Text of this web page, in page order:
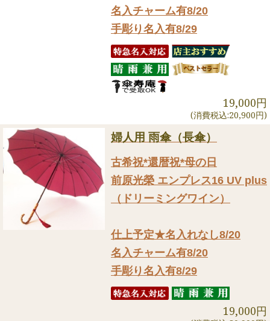
名入チャーム有8/20
手彫り名入有8/29
19,000円
(消費税込:20,900円)
婦人用 雨傘（長傘）
古希祝*還暦祝*母の日
前原光榮 エンプレス16 UV plus
（ドリーミングワイン）
仕上予定★名入れなし8/20
名入チャーム有8/20
手彫り名入有8/29
19,000円